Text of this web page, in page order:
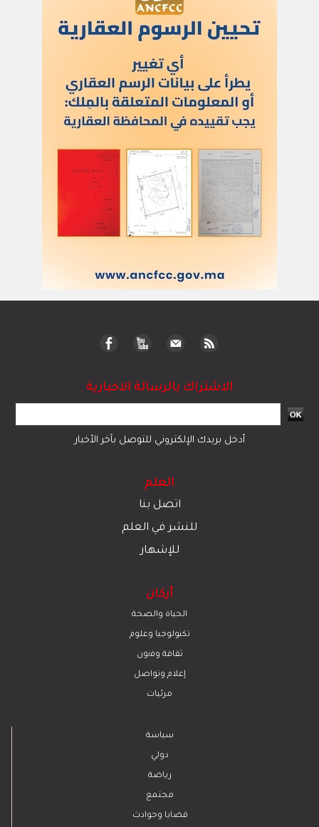
الاشتراك بالرسالة الاخبارية
أدخل بريدك الإلكتروني للتوصل بآخر الأخبار
العلم
اتصل بنا
للنشر في العلم
للإشهار
أركان
الحياة والصحة
تكنولوجيا وعلوم
ﺛﻘﺎﻓﺔ وﻓﻧون
إعلام وتواصل
مرئيات
سياسة
دولي
رياضة
مجتمع
قضايا وحوادث